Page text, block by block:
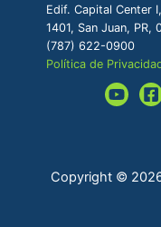
Edif. Capital Center
1401, San Juan, PR,
(787) 622-0900
Política de
Copyright ©